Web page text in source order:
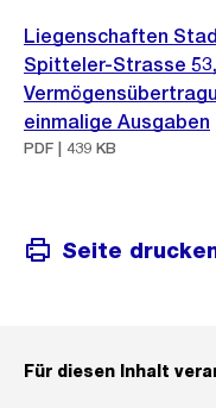
Liegenschaften
Spitteler-Strasse
einmalige Ausgaben
PDF | 439 KB
Seite
Für diesen Inhalt